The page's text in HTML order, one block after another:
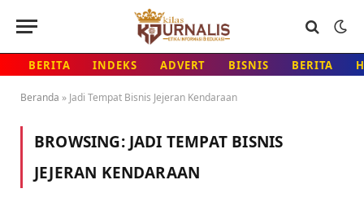
BERITA INDEKS ADVERT BISNIS BERITA
Beranda » Jadi Tempat Bisnis Jejeran Kendaraan
BROWSING: JADI TEMPAT BISNIS
JEJERAN KENDARAAN